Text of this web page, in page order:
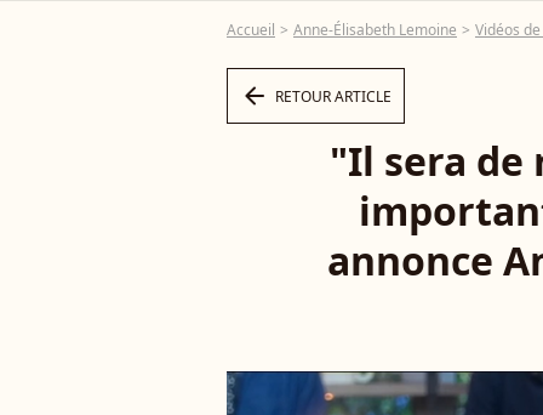
Accueil Anne-Élisabeth Lemoine Vidéos
arrow_left RETOUR ARTICLE
"Il sera
annonce